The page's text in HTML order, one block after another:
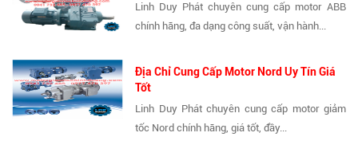
Linh Duy Phát chuyên cung cấp motor ABB
chính hãng, đa dạng công suất, vận hành...
Địa Chỉ Cung Cấp Motor Nord Uy Tín Giá
Tốt
Linh Duy Phát chuyên cung cấp motor giảm
tốc Nord chính hãng, giá tốt, đầy...